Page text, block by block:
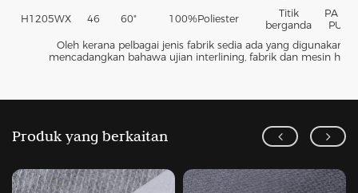
H1205WX 46 60" 100%Poliester
Titik
berganda
PA +
PU
Oleh kerana pelbagai jenis fabrik sedia ada yang digunakan
mencadangkan bahawa ujian interlining, fabrik dan mesin
Produk yang berkaitan